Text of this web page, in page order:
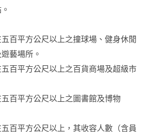
百平方公尺以上之撞球場、健身休閒
藝場所。
百平方公尺以上之百貨商場及超級市
百平方公尺以上之圖書館及博物
百平方公尺以上，其收容人數（含員